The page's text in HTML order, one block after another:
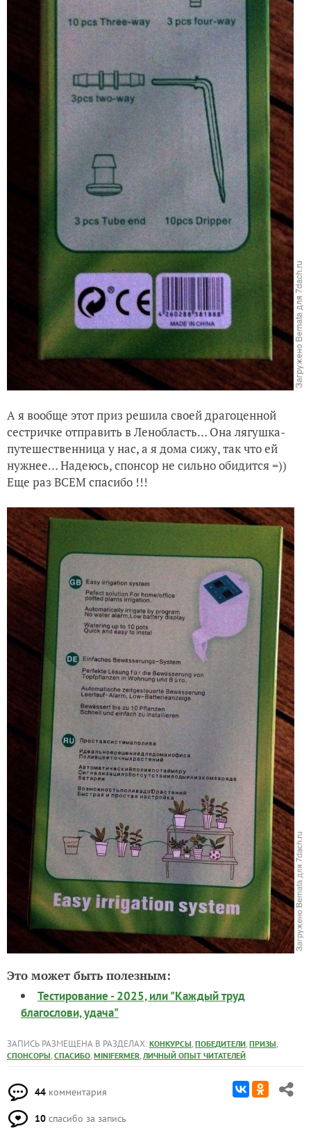
А я вообще этот приз решила своей драгоценной
сестричке отправить в Ленобласть… Она лягушка-
путешественница у нас, а я дома сижу, так что ей
нужнее… Надеюсь, спонсор не сильно обидится =))
Еще раз ВСЕМ спасибо !!!
Это может быть полезным:
Тестирование - 2025, или "Каждый труд
благослови, удача"
ЗАПИСЬ РАЗМЕЩЕНА В РАЗДЕЛАХ: КОНКУРСЫ, ПОБЕДИТЕЛИ, ПРИЗЫ,
СПОНСОРЫ, СПАСИБО, MINIFERMER, ЛИЧНЫЙ ОПЫТ ЧИТАТЕЛЕЙ
44 комментария
10 спасибо за запись